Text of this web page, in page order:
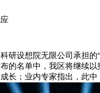
设想院无限公司承担的“
的名单中，我区将继续
长；业内专家指出，此